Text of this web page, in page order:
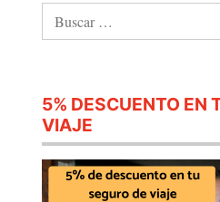
5% DESCUENTO EN
VIAJE